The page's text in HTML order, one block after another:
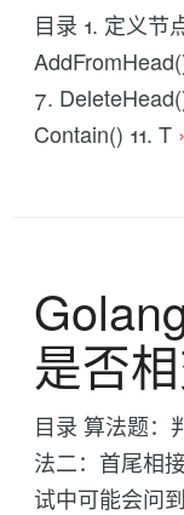
目录 1. 定义节
7.
Contain() 11. T
是否
目录 算法题：
法二：首尾相
试中可能会问